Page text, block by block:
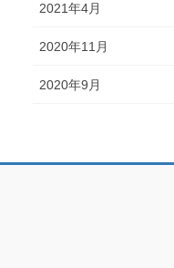
2021年4月
2020年11月
2020年9月